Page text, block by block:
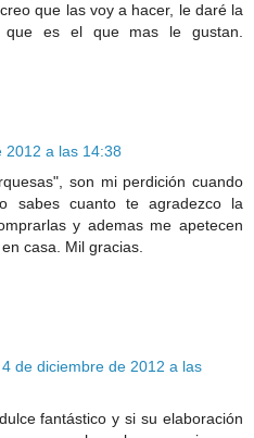
que las voy a hacer, le daré la
es el que mas le gustan.
2012 a las 14:38
son mi perdición cuando
sabes cuanto te agradezco la
y ademas me apetecen
casa. Mil gracias.
4 de diciembre de 2012 a las
fantástico y si su elaboración